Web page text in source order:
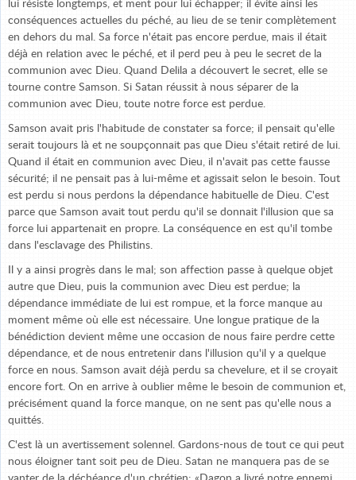
lui résiste longtemps, et ment pour lui échapper; il évite ainsi les
conséquences actuelles du péché, au lieu de se tenir complètement
en dehors du mal. Sa force n'était pas encore perdue, mais il était
déjà en relation avec le péché, et il perd peu à peu le secret de la
communion avec Dieu. Quand Delila a découvert le secret, elle se
tourne contre Samson. Si Satan réussit à nous séparer de la
communion avec Dieu, toute notre force est perdue.
Samson avait pris l'habitude de constater sa force; il pensait qu'elle
serait toujours là et ne soupçonnait pas que Dieu s'était retiré de lui.
Quand il était en communion avec Dieu, il n'avait pas cette fausse
sécurité; il ne pensait pas à lui-même et agissait selon le besoin. Tout
est perdu si nous perdons la dépendance habituelle de Dieu. C'est
parce que Samson avait tout perdu qu'il se donnait l'illusion que sa
force lui appartenait en propre. La conséquence en est qu'il tombe
dans l'esclavage des Philistins.
Il y a ainsi progrès dans le mal; son affection passe à quelque objet
autre que Dieu, puis la communion avec Dieu est perdue; la
dépendance immédiate de lui est rompue, et la force manque au
moment même où elle est nécessaire. Une longue pratique de la
bénédiction devient même une occasion de nous faire perdre cette
dépendance, et de nous entretenir dans l'illusion qu'il y a quelque
force en nous. Samson avait déjà perdu sa chevelure, et il se croyait
encore fort. On en arrive à oublier même le besoin de communion et,
précisément quand la force manque, on ne sent pas qu'elle nous a
quittés.
C'est là un avertissement solennel. Gardons-nous de tout ce qui peut
nous éloigner tant soit peu de Dieu. Satan ne manquera pas de se